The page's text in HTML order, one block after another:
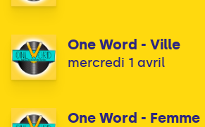
One Word - Ville
mercredi 1 avril
One Word - Femme